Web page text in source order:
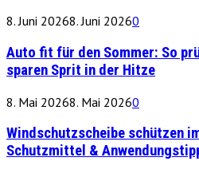
8. Juni 20268. Juni 20260
Auto fit für den Sommer: So
sparen Sprit in der Hitze
8. Mai 20268. Mai 20260
Windschutzscheibe schützen
Schutzmittel &